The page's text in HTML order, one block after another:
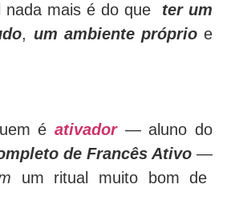
nada mais é do que
ter um
, um ambiente próprioe
é ativador— aluno do
de Francês Ativo —
um ritual muito bom de